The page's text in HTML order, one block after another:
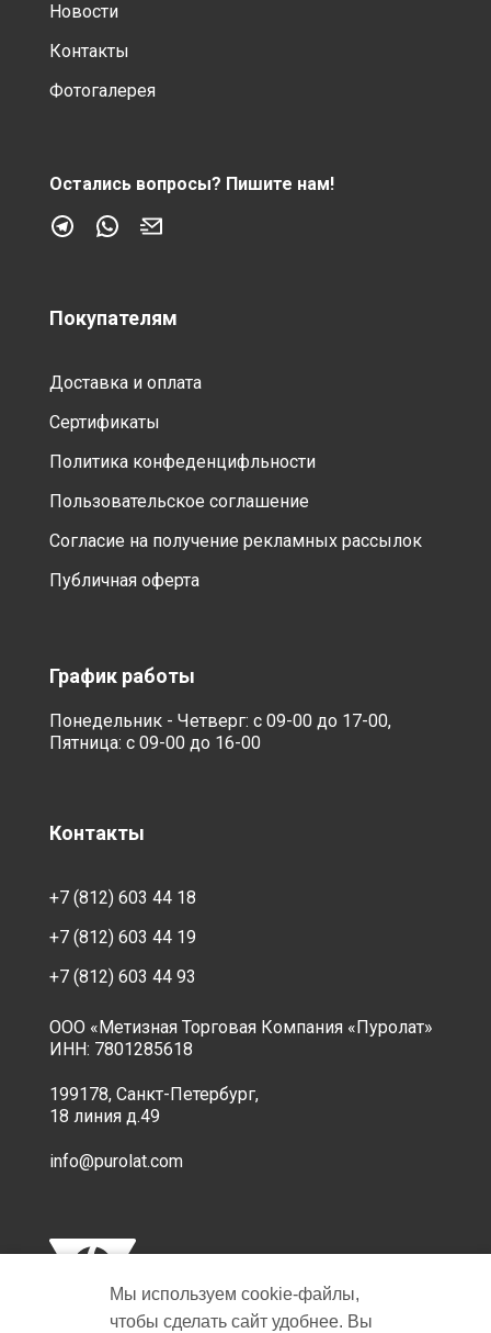
Новости
Контакты
Фотогалерея
Остались вопросы? Пишите нам!
Покупателям
Доставка и оплата
Сертификаты
Политика конфеденцифльности
Пользовательское соглашение
Согласие на получение рекламных рассылок
Публичная оферта
График работы
Понедельник - Четверг: с 09-00 до 17-00,
Пятница: с 09-00 до 16-00
Контакты
+7 (812) 603 44 18
+7 (812) 603 44 19
+7 (812) 603 44 93
ООО «Метизная Торговая Компания «Пуролат»
ИНН: 7801285618
199178, Санкт-Петербург,
18 линия д.49
info@purolat.com
Мы используем cookie‑файлы,
чтобы сделать сайт удобнее. Вы